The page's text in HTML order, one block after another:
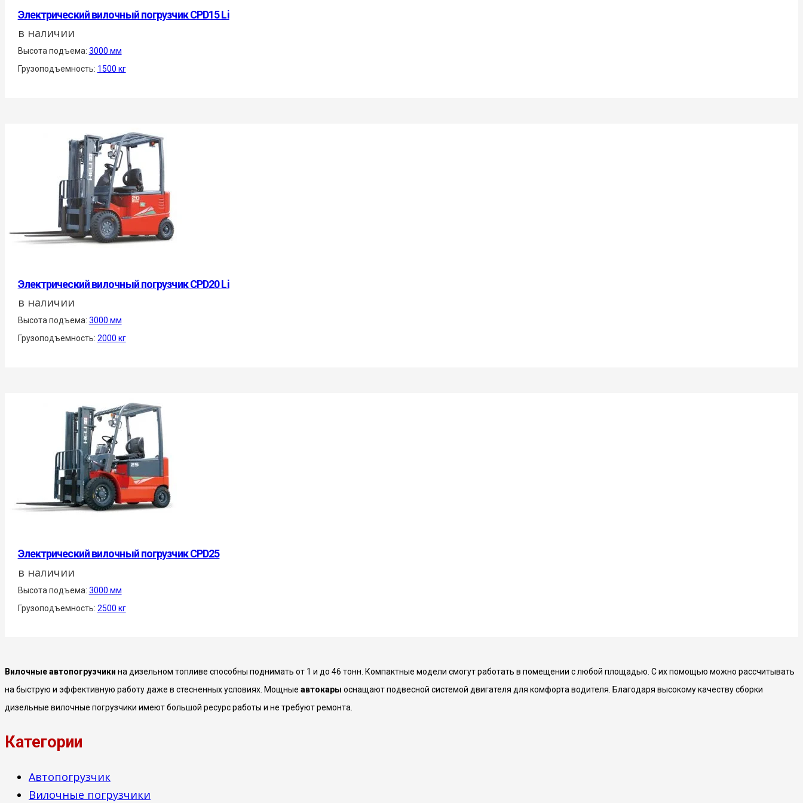
Электрический вилочный погрузчик CPD15 Li
в наличии
Высота подъема: 3000 мм
Грузоподъемность: 1500 кг
Электрический вилочный погрузчик CPD20 Li
в наличии
Высота подъема: 3000 мм
Грузоподъемность: 2000 кг
Электрический вилочный погрузчик CPD25
в наличии
Высота подъема: 3000 мм
Грузоподъемность: 2500 кг
Вилочные автопогрузчики на дизельном топливе способны поднимать от 1 и до 46 тонн. Компактные модели смогут работать в помещении с любой площадью. С их помощью можно рассчитывать
на быструю и эффективную работу даже в стесненных условиях. Мощные автокары оснащают подвесной системой двигателя для комфорта водителя. Благодаря высокому качеству сборки
дизельные вилочные погрузчики имеют большой ресурс работы и не требуют ремонта.
Категории
Автопогрузчик
Вилочные погрузчики